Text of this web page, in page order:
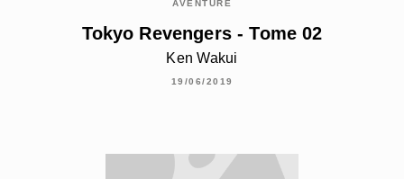
AVENTURE
Tokyo Revengers - Tome 02
Ken Wakui
19/06/2019